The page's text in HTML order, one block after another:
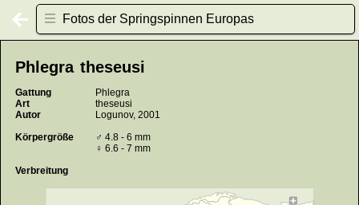
Fotos der Springspinnen Europas
Phlegra theseusi
Gattung
Phlegra
Art
theseusi
Autor
Logunov, 2001
Körpergröße
♂ 4.8 - 6 mm
♀ 6.6 - 7 mm
Verbreitung